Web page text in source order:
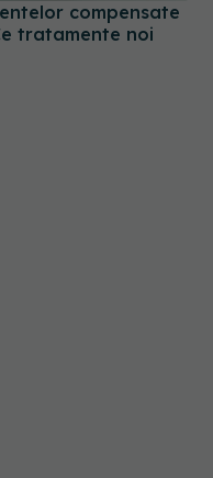
compensate
tratamente noi